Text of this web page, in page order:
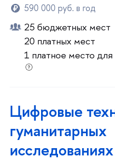
590 000 руб. в год
25 бюджетных мест
20 платных мест
1 платное место
Цифровые
гуманитарных
исследованиях